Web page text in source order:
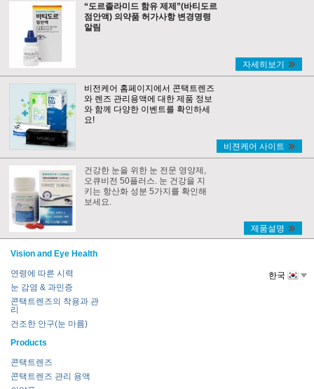
“도르졸라미드 함유 제제”(바티도르
점안액) 의약품 허가사항 변경명령
알림
자세히보기
비전케어 홈페이지에서 콘택트렌즈
와 렌즈 관리용액에 대한 제품 정보
와 함께 다양한 이벤트를 확인하세
요!
비젼케어 사이트
건강한 눈을 위한 눈 전문 영양제,
오큐비전 50플러스. 눈 건강을 지
키는 항산화 성분 5가지를 확인해
보세요.
제품설명
Vision and Eye Health
연령에 따른 시력
눈 감염 & 과민증
콘택트렌즈의 착용과 관
리
건조한 안구(눈 마름)
Products
콘택트렌즈
콘택트렌즈 관리 용액
한국